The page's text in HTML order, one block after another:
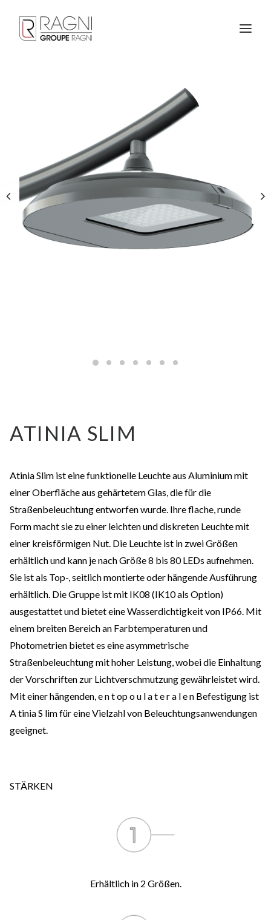
ATINIA SLIM
Atinia Slim ist eine funktionelle Leuchte aus Aluminium mit
einer Oberfläche aus gehärtetem Glas, die für die
Straßenbeleuchtung entworfen wurde. Ihre flache, runde
Form macht sie zu einer leichten und diskreten Leuchte mit
einer kreisförmigen Nut. Die Leuchte ist in zwei Größen
erhältlich und kann je nach Größe 8 bis 80 LEDs aufnehmen.
Sie ist als Top-, seitlich montierte oder hängende Ausführung
erhältlich. Die Gruppe ist mit IK08 (IK10 als Option)
ausgestattet und bietet eine Wasserdichtigkeit von IP66. Mit
einem breiten Bereich an Farbtemperaturen und
Photometrien bietet es eine asymmetrische
Straßenbeleuchtung mit hoher Leistung, wobei die Einhaltung
der Vorschriften zur Lichtverschmutzung gewährleistet wird.
Mit einer hängenden, e n t op o u l a t e r a l e n Befestigung ist
A tinia S lim für eine Vielzahl von Beleuchtungsanwendungen
geeignet.
STÄRKEN
Erhältlich in 2 Größen.